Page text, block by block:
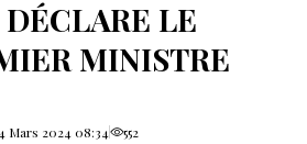
LE
MINISTRE
Mars 2024 08:34 552